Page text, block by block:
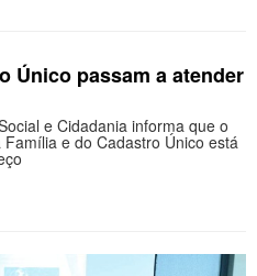
Único passam a atender
e Cidadania informa que o
e do Cadastro Único está